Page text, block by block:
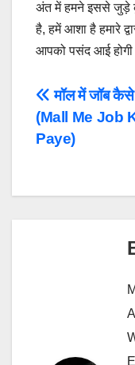
अंत में हमने इससे जुड़े
है, हमें आशा है हमारे
आपको पसंद आई होगी
Post
मॉल में जॉब कैसे
(Mall Me Job
Paye)